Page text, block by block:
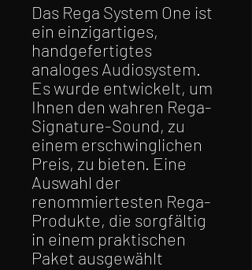
Das Rega System One ist
ein einzigartiges,
handgefertigtes
analoges Audiosystem.
Es wurde entwickelt, um
Ihnen den wahren Rega-
Signature-Sound, zu
einem erschwinglichen
Preis, zu bieten. Eine
Auswahl der
renommiertesten Rega-
Produkte, die sorgfältig
in einem praktischen
Paket ausgewählt